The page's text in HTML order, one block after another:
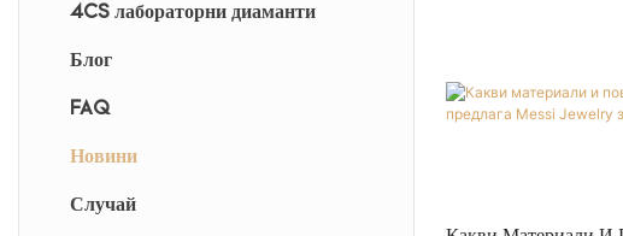
4CS лабораторни диаманти
Блог
FAQ
Новини
Случай